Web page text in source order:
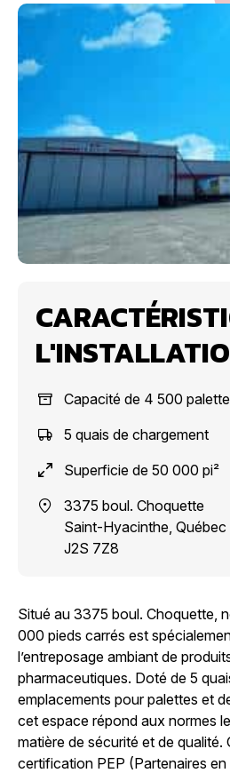
Capacité de 4 500
5 quais de chargement
Superficie de 50 000 pi²
Adresse
:
3375 boul. Choquette
Saint-Hyacinthe, Québec
J2S 7Z8
Situé au 3375 boul. Choquette,
000 pieds carrés est
l’entreposage ambiant de
pharmaceutiques. Doté de 5
emplacements pour palettes et
cet espace répond aux normes
matière de sécurité et de qualité.
certification PEP (Partenaires